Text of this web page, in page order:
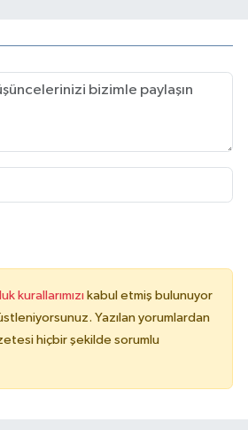
kurallarımızı kabul etmiş bulunuyor
Yazılan yorumlardan
hiçbir şekilde sorumlu